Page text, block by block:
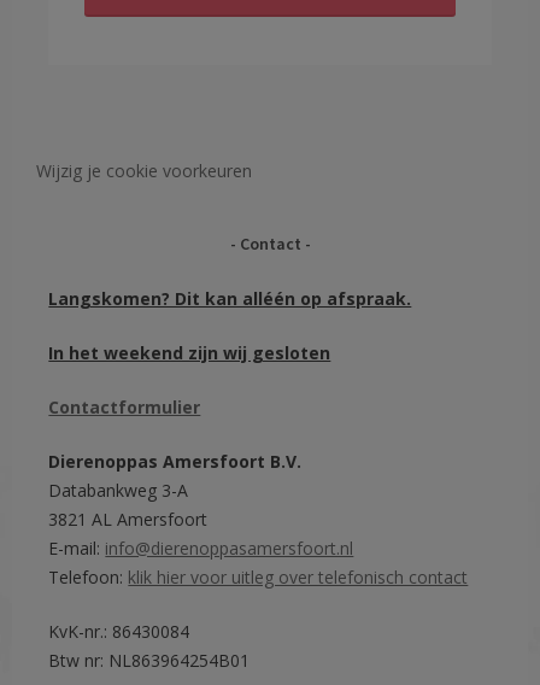
Wijzig je cookie voorkeuren
Contact
Langskomen? Dit kan alléén op afspraak.
In het weekend zijn wij gesloten
Contactformulier
Dierenoppas Amersfoort B.V.
Databankweg 3-A
3821 AL Amersfoort
E-mail: info@dierenoppasamersfoort.nl
Telefoon: klik hier voor uitleg over telefonisch contact
KvK-nr.: 86430084
Btw nr: NL863964254B01